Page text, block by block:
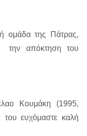
ομάδα της Πάτρας,
την απόκτηση του
Κουμάκη (1995,
του ευχόμαστε καλή